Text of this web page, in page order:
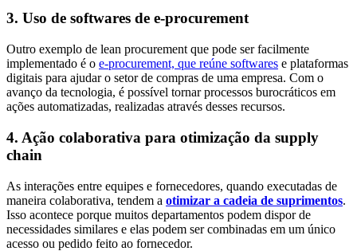
3. Uso de softwares de e-procurement
Outro exemplo de lean procurement que pode ser facilmente
implementado é o e-procurement, que reúne softwares e plataformas
digitais para ajudar o setor de compras de uma empresa. Com o
avanço da tecnologia, é possível tornar processos burocráticos em
ações automatizadas, realizadas através desses recursos.
4. Ação colaborativa para otimização da supply
chain
As interações entre equipes e fornecedores, quando executadas de
maneira colaborativa, tendem a otimizar a cadeia de suprimentos.
Isso acontece porque muitos departamentos podem dispor de
necessidades similares e elas podem ser combinadas em um único
acesso ou pedido feito ao fornecedor.